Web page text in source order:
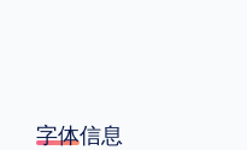
字体信息